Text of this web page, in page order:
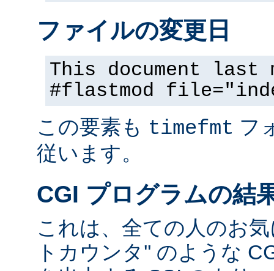
ファイルの変更日
This document
#flastmod
この要素も timefmt フ
従います。
CGI プログラムの結
これは、全ての人のお
トカウンタ'' のような